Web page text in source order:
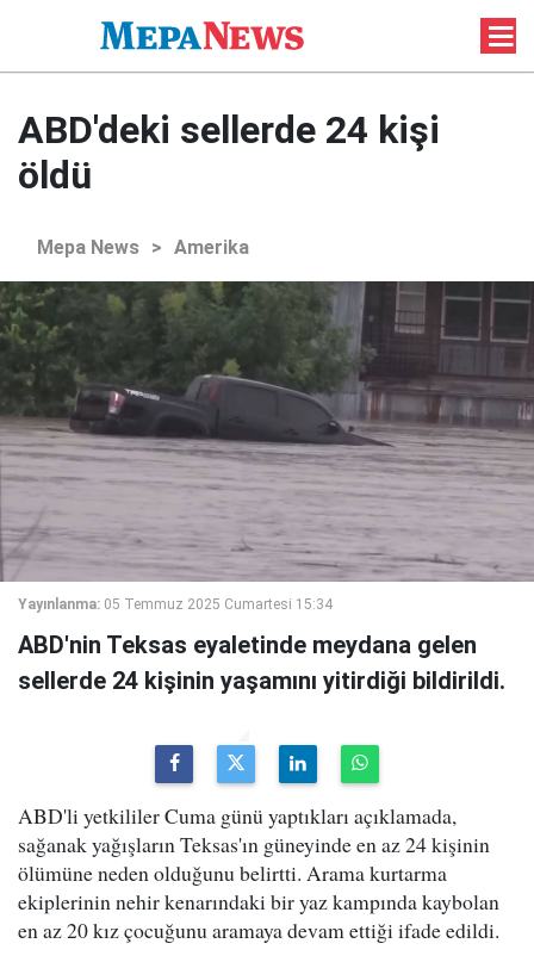
ABD'deki sellerde 24 kişi
öldü
Mepa News > Amerika
Yayınlanma: 05 Temmuz 2025 Cumartesi 15:34
ABD'nin Teksas eyaletinde meydana gelen
sellerde 24 kişinin yaşamını yitirdiği bildirildi.
ABD'li yetkililer Cuma günü yaptıkları açıklamada,
sağanak yağışların Teksas'ın güneyinde en az 24 kişinin
ölümüne neden olduğunu belirtti. Arama kurtarma
ekiplerinin nehir kenarındaki bir yaz kampında kaybolan
en az 20 kız çocuğunu aramaya devam ettiği ifade edildi.